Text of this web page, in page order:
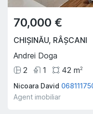
70,000 €
CHIȘINĂU, RÂȘCANI
Andrei Doga
2
1 42 m2
Nicoara David
Agent imobiliar